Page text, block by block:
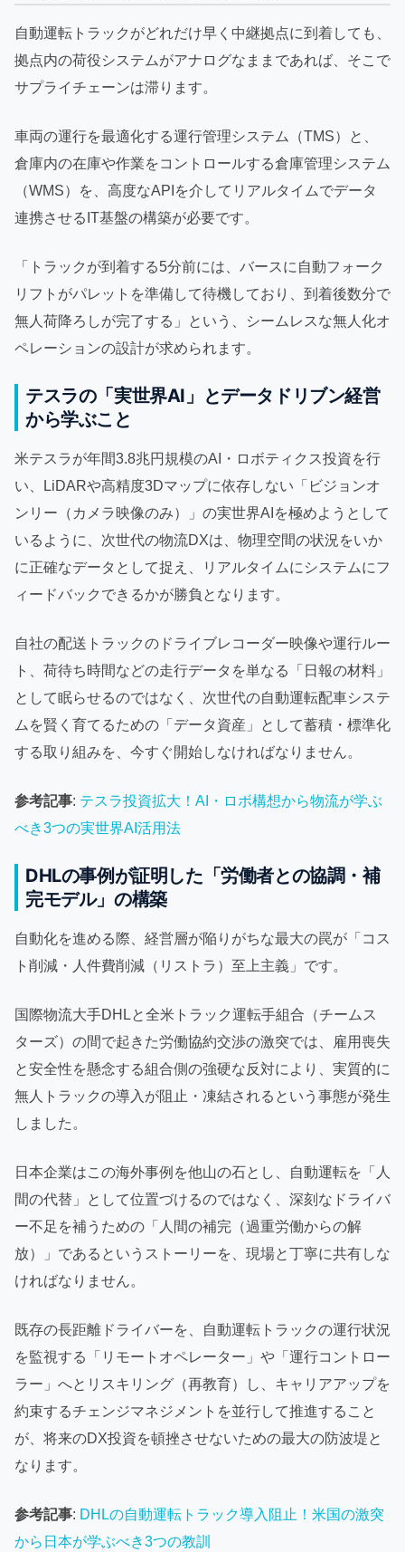
自動運転トラックがどれだけ早く中継拠点に到着しても、
拠点内の荷役システムがアナログなままであれば、そこで
サプライチェーンは滞ります。
車両の運行を最適化する運行管理システム（TMS）と、
倉庫内の在庫や作業をコントロールする倉庫管理システム
（WMS）を、高度なAPIを介してリアルタイムでデータ
連携させるIT基盤の構築が必要です。
「トラックが到着する5分前には、バースに自動フォーク
リフトがパレットを準備して待機しており、到着後数分で
無人荷降ろしが完了する」という、シームレスな無人化オ
ペレーションの設計が求められます。
テスラの「実世界AI」とデータドリブン経営
から学ぶこと
米テスラが年間3.8兆円規模のAI・ロボティクス投資を行
い、LiDARや高精度3Dマップに依存しない「ビジョンオ
ンリー（カメラ映像のみ）」の実世界AIを極めようとして
いるように、次世代の物流DXは、物理空間の状況をいか
に正確なデータとして捉え、リアルタイムにシステムにフ
ィードバックできるかが勝負となります。
自社の配送トラックのドライブレコーダー映像や運行ルー
ト、荷待ち時間などの走行データを単なる「日報の材料」
として眠らせるのではなく、次世代の自動運転配車システ
ムを賢く育てるための「データ資産」として蓄積・標準化
する取り組みを、今すぐ開始しなければなりません。
参考記事: テスラ投資拡大！AI・ロボ構想から物流が学ぶ
べき3つの実世界AI活用法
DHLの事例が証明した「労働者との協調・補
完モデル」の構築
自動化を進める際、経営層が陥りがちな最大の罠が「コス
ト削減・人件費削減（リストラ）至上主義」です。
国際物流大手DHLと全米トラック運転手組合（チームス
ターズ）の間で起きた労働協約交渉の激突では、雇用喪失
と安全性を懸念する組合側の強硬な反対により、実質的に
無人トラックの導入が阻止・凍結されるという事態が発生
しました。
日本企業はこの海外事例を他山の石とし、自動運転を「人
間の代替」として位置づけるのではなく、深刻なドライバ
ー不足を補うための「人間の補完（過重労働からの解
放）」であるというストーリーを、現場と丁寧に共有しな
ければなりません。
既存の長距離ドライバーを、自動運転トラックの運行状況
を監視する「リモートオペレーター」や「運行コントロー
ラー」へとリスキリング（再教育）し、キャリアアップを
約束するチェンジマネジメントを並行して推進すること
が、将来のDX投資を頓挫させないための最大の防波堤と
なります。
参考記事: DHLの自動運転トラック導入阻止！米国の激突
から日本が学ぶべき3つの教訓